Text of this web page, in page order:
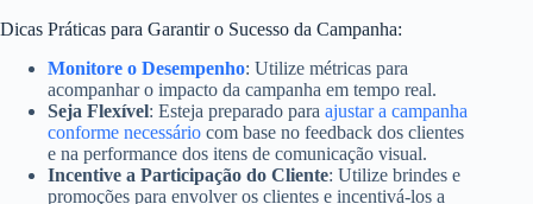
Dicas Práticas para Garantir o Sucesso da Campanha:
Monitore o Desempenho: Utilize métricas para
acompanhar o impacto da campanha em tempo real.
Seja Flexível: Esteja preparado para ajustar a campanha
conforme necessário com base no feedback dos clientes
e na performance dos itens de comunicação visual.
Incentive a Participação do Cliente: Utilize brindes e
promoções para envolver os clientes e incentivá-los a